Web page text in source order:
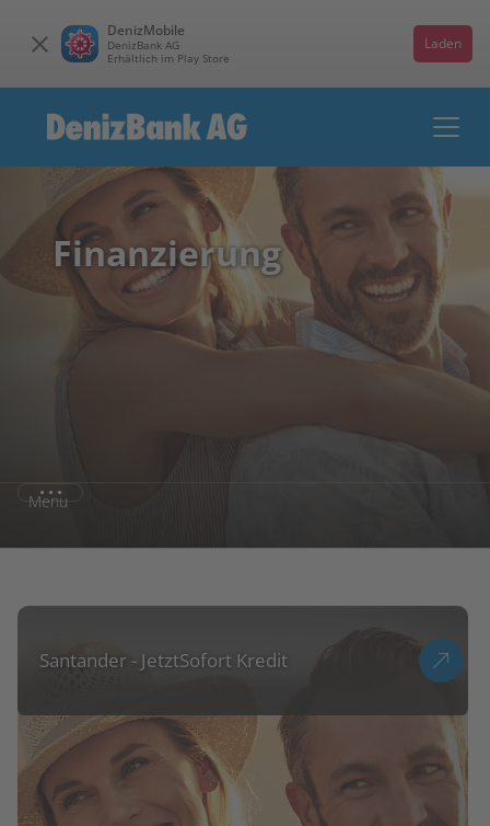
DenizMobile
DenizBank AG
Erhältlich im Play Store
Laden
Finanzierung
Menu
Santander - JetztSofort Kredit